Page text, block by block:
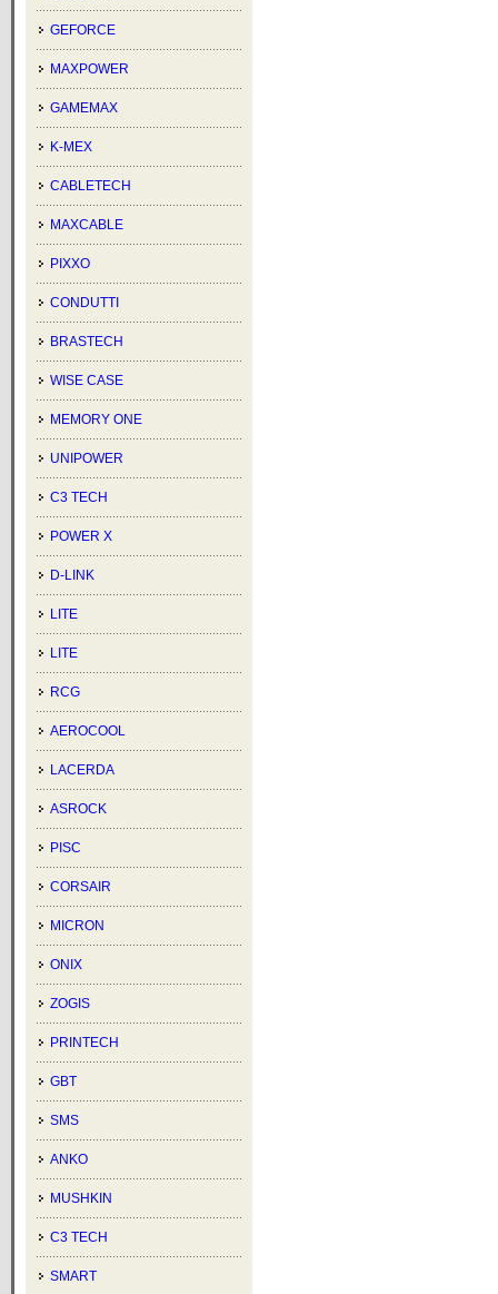
GEFORCE
MAXPOWER
GAMEMAX
K-MEX
CABLETECH
MAXCABLE
PIXXO
CONDUTTI
BRASTECH
WISE CASE
MEMORY ONE
UNIPOWER
C3 TECH
POWER X
D-LINK
LITE
LITE
RCG
AEROCOOL
LACERDA
ASROCK
PISC
CORSAIR
MICRON
ONIX
ZOGIS
PRINTECH
GBT
SMS
ANKO
MUSHKIN
C3 TECH
SMART